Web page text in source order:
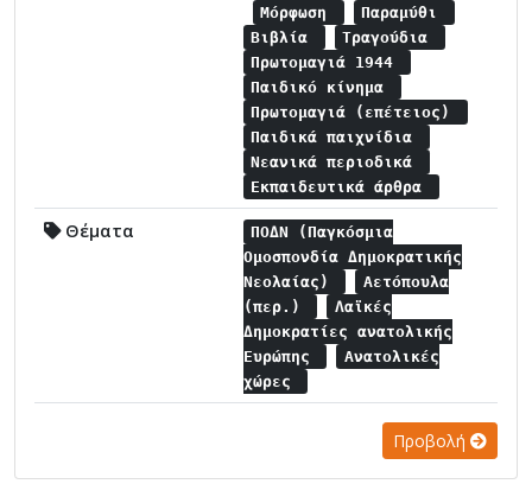
Μόρφωση
Παραμύθι
Βιβλία
Τραγούδια
Πρωτομαγιά 1944
Παιδικό κίνημα
Πρωτομαγιά (επέτειος)
Παιδικά παιχνίδια
Νεανικά περιοδικά
Εκπαιδευτικά άρθρα
Θέματα
ΠΟΔΝ (Παγκόσμια
Ομοσπονδία Δημοκρατικής
Νεολαίας)
Αετόπουλα
(περ.)
Λαϊκές
Δημοκρατίες ανατολικής
Ευρώπης
Ανατολικές
χώρες
Προβολή